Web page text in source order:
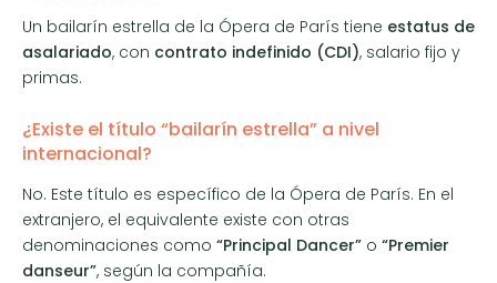
Un bailarín estrella de la Ópera de París tiene estatus de
asalariado, con contrato indefinido (CDI), salario fijo y
primas.
¿Existe el título “bailarín estrella” a nivel
internacional?
No. Este título es específico de la Ópera de París. En el
extranjero, el equivalente existe con otras
denominaciones como “Principal Dancer” o “Premier
danseur”, según la compañía.